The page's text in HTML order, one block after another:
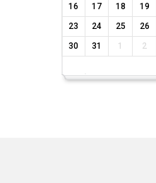
16 17 18 19
23
24 25 26
30
31 1 2